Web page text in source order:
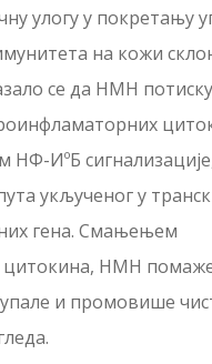
улогу у покретању
на кожи
се да НМН
НФ-ИºБ
укљученог у
гена. Смањењем
НМН
и промовише